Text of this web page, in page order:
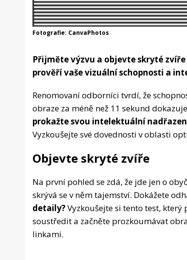
Fotografie: CanvaPhotos
Přijměte výzvu a objevte skryté
prověří vaše vizuální schopnosti a
Renomovaní odborníci tvrdí, že
obraze za méně než 11 sekund
prokažte svou intelektuální
Vyzkoušejte své dovednosti v oblasti
Objevte skryté zvíře
Na první pohled se zdá, že jde jen o
skrývá se v něm tajemství. Dokážete
detaily?Vyzkoušejte si tento test,
soustředit a začněte prozkoumávat
linkami.